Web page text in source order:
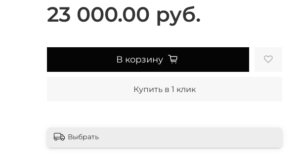
23 000.00 руб.
В корзину
Купить в 1 клик
Выбрать